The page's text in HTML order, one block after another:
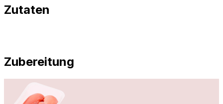
Zutaten
Zubereitung